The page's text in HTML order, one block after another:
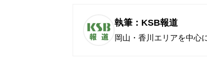
執筆：KSB報道
岡山・香川エリアを中心